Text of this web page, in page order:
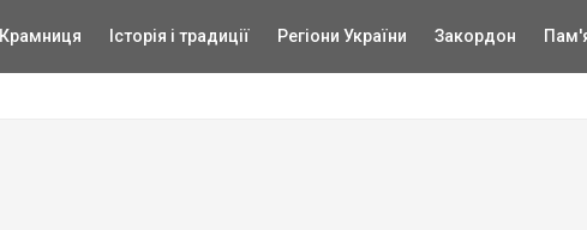
Крамниця Історія і традиції Регіони України Закордон